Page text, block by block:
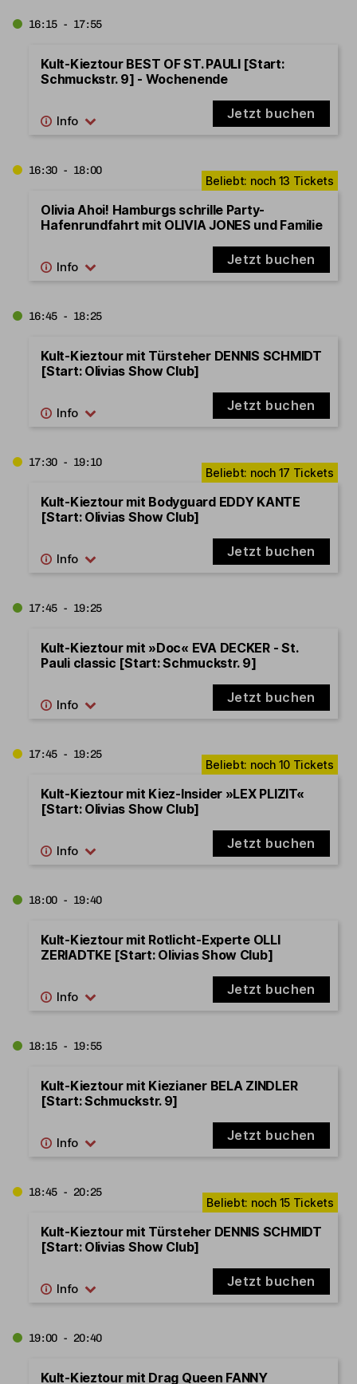
16:15 - 17:55
Kult-Kieztour BEST OF ST. PAULI [Start:
Schmuckstr. 9] - Wochenende
Jetzt buchen
16:30 - 18:00
Olivia Ahoi! Hamburgs schrille Party-
Hafenrundfahrt mit OLIVIA JONES und Familie
Jetzt buchen
16:45 - 18:25
Kult-Kieztour mit Türsteher DENNIS SCHMIDT
[Start: Olivias Show Club]
Jetzt buchen
17:30 - 19:10
Kult-Kieztour mit Bodyguard EDDY KANTE
[Start: Olivias Show Club]
Jetzt buchen
17:45 - 19:25
Kult-Kieztour mit »Doc« EVA DECKER - St.
Pauli classic [Start: Schmuckstr. 9]
Jetzt buchen
17:45 - 19:25
Kult-Kieztour mit Kiez-Insider »LEX PLIZIT«
[Start: Olivias Show Club]
Jetzt buchen
18:00 - 19:40
Kult-Kieztour mit Rotlicht-Experte OLLI
ZERIADTKE [Start: Olivias Show Club]
Jetzt buchen
18:15 - 19:55
Kult-Kieztour mit Kiezianer BELA ZINDLER
[Start: Schmuckstr. 9]
Jetzt buchen
18:45 - 20:25
Kult-Kieztour mit Türsteher DENNIS SCHMIDT
[Start: Olivias Show Club]
Jetzt buchen
19:00 - 20:40
Kult-Kieztour mit Drag Queen FANNY